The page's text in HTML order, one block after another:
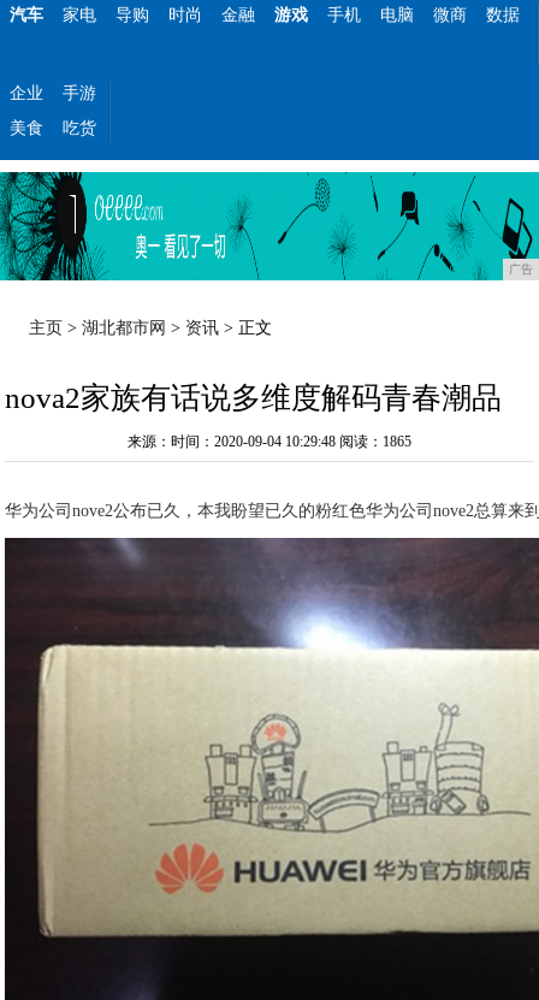
汽车 家电 导购 时尚 金融 游戏 手机 电脑 微商 数据
企业
手游
美食
吃货
广告
主页 >湖北都市网 > 资讯 > 正文
nova2家族有话说多维度解码青春潮品
来源：时间：2020-09-04 10:29:48 阅读：1865
华为公司nove2公布已久，本我盼望已久的粉红色华为公司nove2总算来